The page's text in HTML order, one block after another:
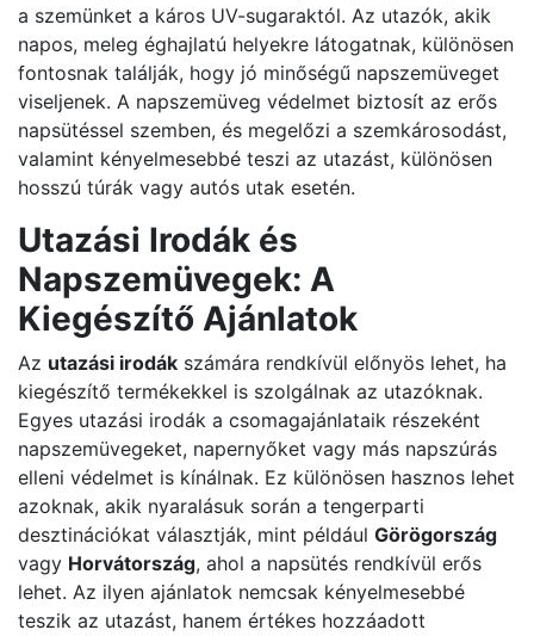
a szemünket a káros UV-sugaraktól. Az utazók, akik
napos, meleg éghajlatú helyekre látogatnak, különösen
fontosnak találják, hogy jó minőségű napszemüveget
viseljenek. A napszemüveg védelmet biztosít az erős
napsütéssel szemben, és megelőzi a szemkárosodást,
valamint kényelmesebbé teszi az utazást, különösen
hosszú túrák vagy autós utak esetén.
Utazási Irodák és
Napszemüvegek: A
Kiegészítő Ajánlatok
Az utazási irodák számára rendkívül előnyös lehet, ha
kiegészítő termékekkel is szolgálnak az utazóknak.
Egyes utazási irodák a csomagajánlataik részeként
napszemüvegeket, napernyőket vagy más napszúrás
elleni védelmet is kínálnak. Ez különösen hasznos lehet
azoknak, akik nyaralásuk során a tengerparti
desztinációkat választják, mint például Görögország
vagy Horvátország, ahol a napsütés rendkívül erős
lehet. Az ilyen ajánlatok nemcsak kényelmesebbé
teszik az utazást, hanem értékes hozzáadott